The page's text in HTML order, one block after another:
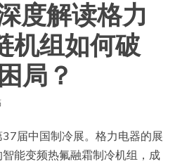
度解读格力
机组如何破
局？
届中国制冷展。格力电器的展
能变频热氟融霜制冷机组，成